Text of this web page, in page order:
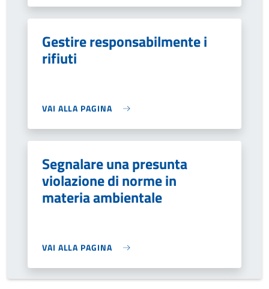
Gestire responsabilmente i
rifiuti
VAI ALLA PAGINA
Segnalare una presunta
violazione di norme in
materia ambientale
VAI ALLA PAGINA